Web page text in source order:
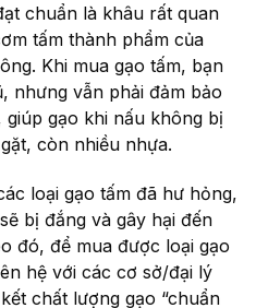
chuẩn là khâu rất quan
tấm thành phẩm của
Khi mua gạo tấm, bạn
nhưng vẫn phải đảm bảo
gạo khi nấu không bị
còn nhiều nhựa.
loại gạo tấm đã hư hỏng,
bị đắng và gây hại đến
đó, để mua được loại gạo
hệ với các cơ sở/đại lý
chất lượng gạo “chuẩn